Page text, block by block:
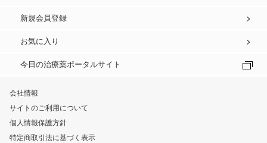
新規会員登録
お気に入り
今日の治療薬ポータルサイト
会社情報
サイトのご利用について
個人情報保護方針
特定商取引法に基づく表示